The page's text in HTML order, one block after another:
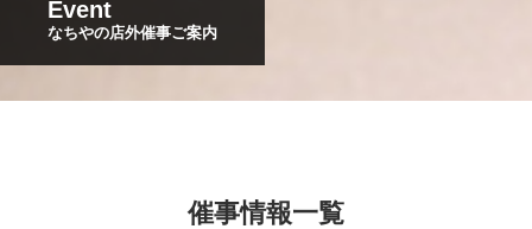
Event
なちやの店外催事ご案内
催事情報一覧